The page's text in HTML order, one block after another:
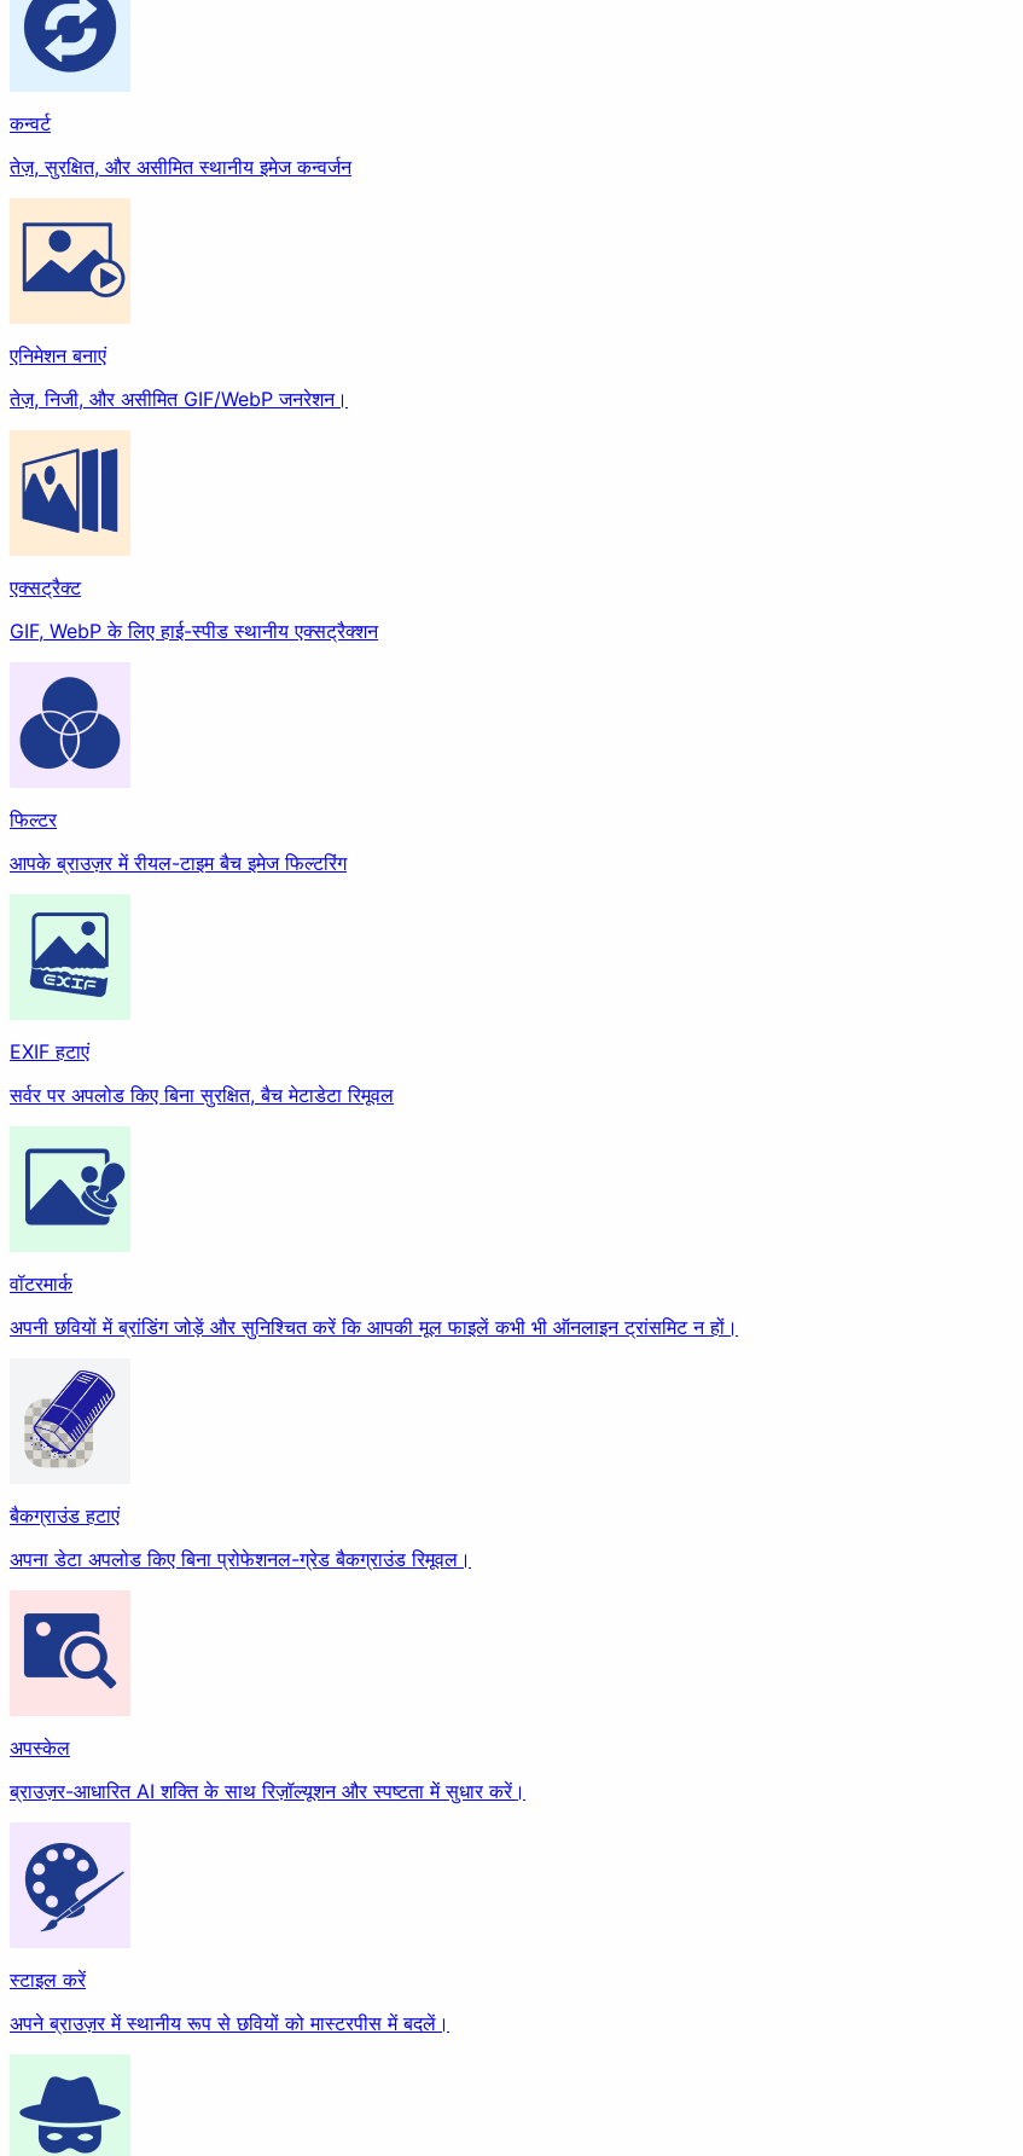
कन्वर्ट
तेज़, सुरक्षित, और असीमित स्थानीय इमेज कन्वर्जन
एनिमेशन बनाएं
तेज़, निजी, और असीमित GIF/WebP जनरेशन।
एक्सट्रैक्ट
GIF, WebP के लिए हाई-स्पीड स्थानीय एक्सट्रैक्शन
फिल्टर
आपके ब्राउज़र में रीयल-टाइम बैच इमेज फिल्टरिंग
EXIF हटाएं
सर्वर पर अपलोड किए बिना सुरक्षित, बैच मेटाडेटा रिमूवल
वॉटरमार्क
अपनी छवियों में ब्रांडिंग जोड़ें और सुनिश्चित करें कि आपकी मूल फाइलें कभी भी ऑनलाइन ट्रांसमिट न हों।
बैकग्राउंड हटाएं
अपना डेटा अपलोड किए बिना प्रोफेशनल-ग्रेड बैकग्राउंड रिमूवल।
अपस्केल
ब्राउज़र-आधारित AI शक्ति के साथ रिज़ॉल्यूशन और स्पष्टता में सुधार करें।
स्टाइल करें
अपने ब्राउज़र में स्थानीय रूप से छवियों को मास्टरपीस में बदलें।